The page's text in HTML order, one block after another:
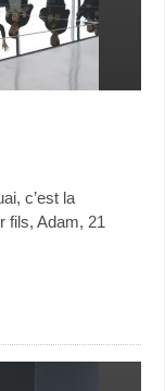
c’est la
fils, Adam, 21